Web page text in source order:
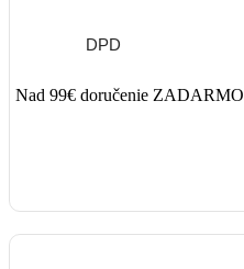
DPD
Nad 99€ doručenie ZADARMO